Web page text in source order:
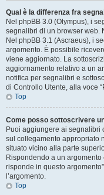
Qual è la differenza fra
Nel phpBB 3.0 (Olympus), i
segnalibri di un browser web.
Nel phpBB 3.1 (Ascraeus), i
argomento. È possibile
viene aggiornato. La
aggiornamento relativo a un
notifica per segnalibri e
di Controllo Utente, alla voce
Top
Come posso sottoscrivere
Puoi aggiungere ai segnalibri
sul collegamento appropriato
situato vicino alla parte
Rispondendo a un
risponde in questo
l’argomento.
Top